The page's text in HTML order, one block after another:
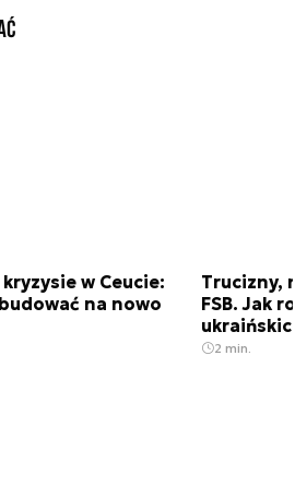
w Ceucie:
na nowo
Trucizny,
FSB. Jak
2 min.